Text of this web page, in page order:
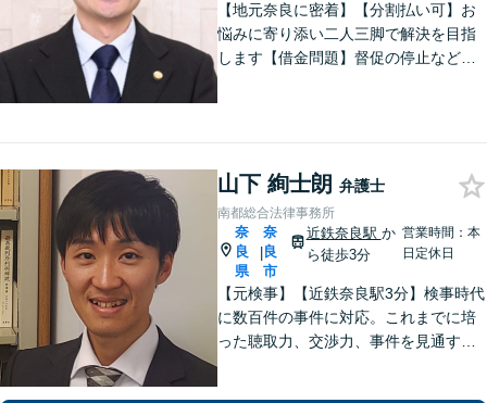
【地元奈良に密着】【分割払い可】お
悩みに寄り添い二人三脚で解決を目指
します【借金問題】督促の停止など迅
山下 絢士朗 弁護士
南都総合法律事務所
奈
良
県
|
奈
良
市
近鉄奈良駅 か
ら徒歩3分
営業時間：本
日定休日
【元検事】【近鉄奈良駅3分】検事時代
に数百件の事件に対応。これまでに培
った聴取力、交渉力、事件を見通す分